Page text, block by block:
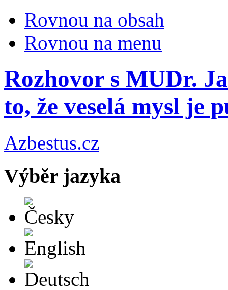
Rovnou na obsah
Rovnou na menu
Rozhovor s MUDr.
to, že veselá mysl je
Azbestus.cz
Výběr jazyka